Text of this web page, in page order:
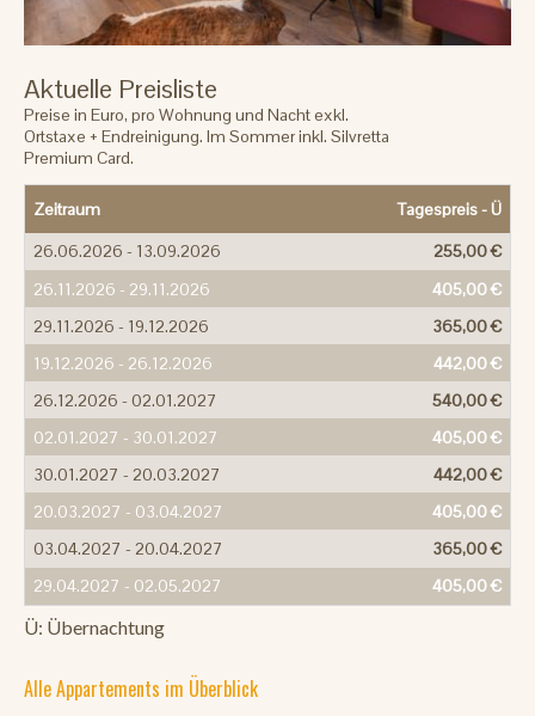
Aktuelle Preisliste
Preise in Euro, pro Wohnung und Nacht exkl.
Ortstaxe + Endreinigung. Im Sommer inkl. Silvretta
Premium Card.
Zeitraum Tagespreis -Ü
26.06.2026 - 13.09.2026
255,00 €
26.11.2026 - 29.11.2026
405,00 €
29.11.2026 - 19.12.2026
365,00 €
19.12.2026 - 26.12.2026
442,00 €
26.12.2026 - 02.01.2027
540,00 €
02.01.2027 - 30.01.2027
405,00 €
30.01.2027 - 20.03.2027
442,00 €
20.03.2027 - 03.04.2027
405,00 €
03.04.2027 - 20.04.2027
365,00 €
29.04.2027 - 02.05.2027
405,00 €
Ü: Übernachtung
Alle Appartements im Überblick